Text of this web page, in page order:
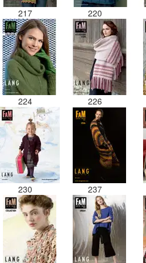
217 220
224 226
230 237